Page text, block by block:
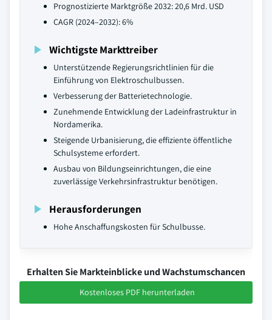
Prognostizierte Marktgröße 2032: 20,6 Mrd. USD
CAGR (2024–2032): 6%
Wichtigste Markttreiber
Unterstützende Regierungsrichtlinien für die
Einführung von Elektroschulbussen.
Verbesserung der Batterietechnologie.
Zunehmende Entwicklung der Ladeinfrastruktur in
Nordamerika.
Steigende Urbanisierung, die effiziente öffentliche
Schulsysteme erfordert.
Ausbau von Bildungseinrichtungen, die eine
zuverlässige Verkehrsinfrastruktur benötigen.
Herausforderungen
Hohe Anschaffungskosten für Schulbusse.
Erhalten Sie Markteinblicke und Wachstumschancen
Kostenloses PDF herunterladen